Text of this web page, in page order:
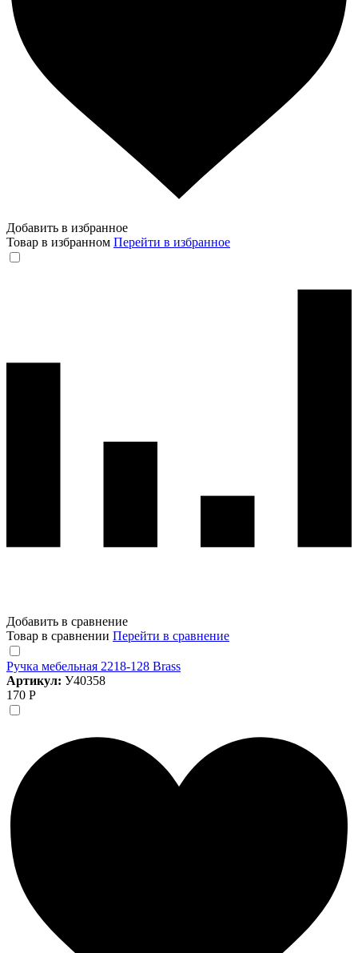
Добавить в избранное
Товар в избранном Перейти в избранное
Добавить в сравнение
Товар в сравнении Перейти в сравнение
Ручка мебельная 2218-128 Brass
Артикул: У40358
170 Р